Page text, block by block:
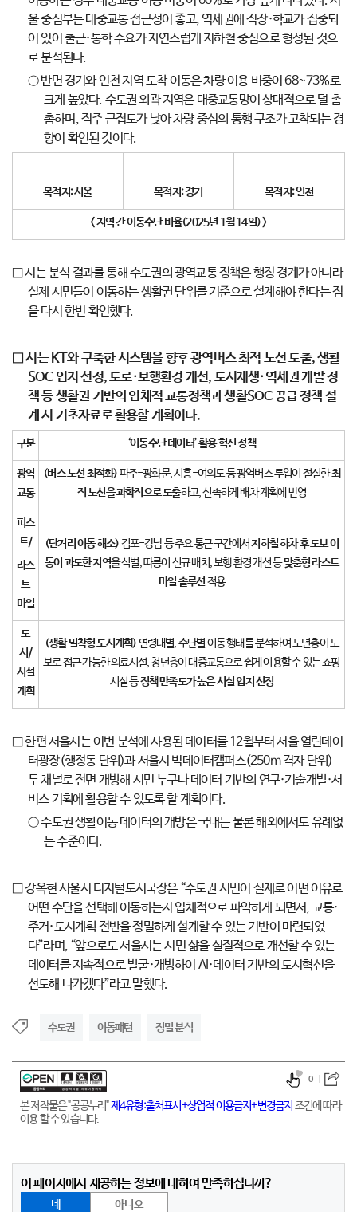
울 중심부는 대중교통 접근성이 좋고, 역세권에 직장·학교가 집중되
어 있어 출근·통학 수요가 자연스럽게 지하철 중심으로 형성된 것으
로 분석된다.
○ 반면 경기와 인천 지역 도착 이동은 차량 이용 비중이 68~73%로
크게 높았다. 수도권 외곽 지역은 대중교통망이 상대적으로 덜 촘
촘하며, 직주 근접도가 낮아 차량 중심의 통행 구조가 고착되는 경
향이 확인된 것이다.
목적지:서울 목적지:경기 목적지:인천
<지역 간 이동수단 비율(2025년 1월14일) >
□ 시는 분석 결과를 통해 수도권의 광역교통 정책은 행정 경계가 아니라
실제 시민들이 이동하는 생활권 단위를 기준으로 설계해야 한다는 점
을 다시 한번 확인했다.
□ 시는 KT와 구축한 시스템을 향후 광역버스 최적 노선 도출, 생활
SOC 입지 선정, 도로·보행환경 개선, 도시재생·역세권 개발 정
책 등 생활권 기반의 입체적 교통정책과 생활SOC 공급 정책 설
계 시 기초자료로 활용할 계획이다.
구분 ‘이동수단 데이터’활용 혁신 정책
광역
교통
(버스 노선 최적화)파주-광화문, 시흥-여의도 등 광역버스 투입이 절실한최
적 노선을 과학적으로 도출하고, 신속하게 배차 계획에 반영
퍼스
트/
라스
트
마일
(단거리 이동 해소)김포-강남 등 주요 통근 구간에서지하철 하차 후 도보 이
동이 과도한 지역을 식별, 따릉이 신규 배치, 보행 환경 개선 등맞춤형 라스트
마일 솔루션적용
도
시/
시설
계획
(생활 밀착형 도시계획)연령대별, 수단별 이동 행태를 분석하여 노년층이 도
보로 접근 가능한 의료시설, 청년층이 대중교통으로 쉽게 이용할 수 있는 쇼핑
시설 등정책 만족도가 높은 시설 입지 선정
□ 한편 서울시는 이번 분석에 사용된 데이터를 12월부터 서울 열린데이
터광장(행정동 단위)과 서울시 빅데이터캠퍼스(250m 격자 단위)
두 채널로 전면 개방해 시민 누구나 데이터 기반의 연구·기술개발·서
비스 기획에 활용할 수 있도록 할 계획이다.
○ 수도권 생활이동 데이터의 개방은 국내는 물론 해외에서도 유례없
는 수준이다.
□ 강옥현 서울시 디지털도시국장은 “수도권 시민이 실제로 어떤 이유로
어떤 수단을 선택해 이동하는지 입체적으로 파악하게 되면서, 교통·
주거·도시계획 전반을 정밀하게 설계할 수 있는 기반이 마련되었
다”라며, “앞으로도 서울시는 시민 삶을 실질적으로 개선할 수 있는
데이터를 지속적으로 발굴·개방하여 AI·데이터 기반의 도시혁신을
선도해 나가겠다”라고 말했다.
수도권 이동패턴 정밀 분석
본 저작물은 "공공누리"제4유형:출처표시+상업적 이용금지+변경금지 조건에 따라
이용 할 수 있습니다.
0
이 페이지에서 제공하는 정보에 대하여 만족하십니까?
네 아니오